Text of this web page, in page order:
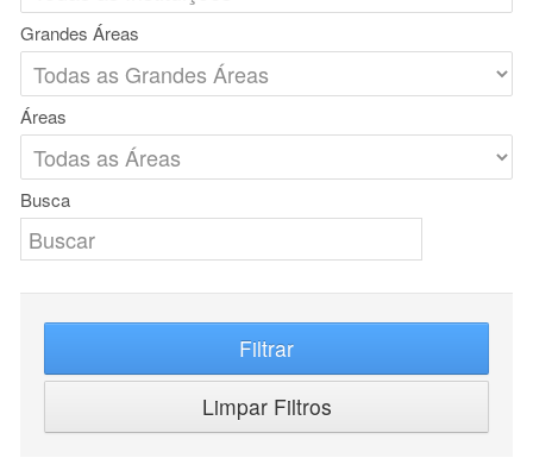
Grandes Áreas
Áreas
Busca
Filtrar
Limpar Filtros